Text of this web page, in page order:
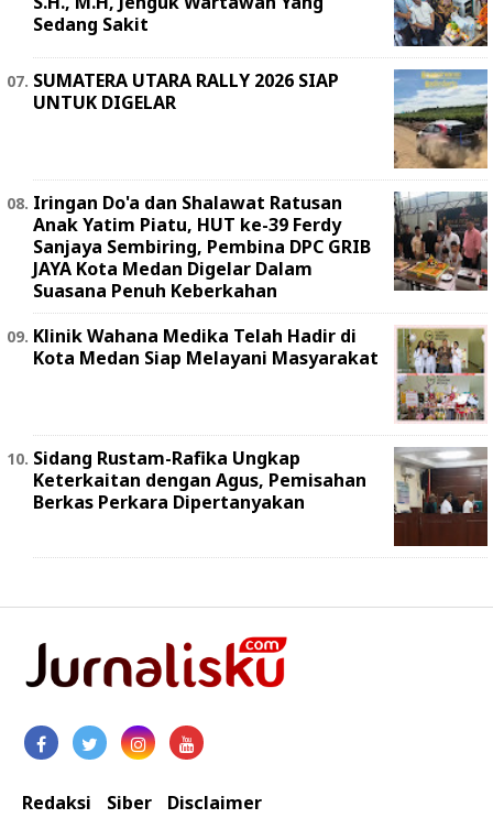
Sedang Sakit
SUMATERA UTARA RALLY 2026 SIAP
UNTUK DIGELAR
Iringan Do'a dan Shalawat Ratusan
Anak Yatim Piatu, HUT ke-39 Ferdy
Sanjaya Sembiring, Pembina DPC GRIB
JAYA Kota Medan Digelar Dalam
Suasana Penuh Keberkahan
Klinik Wahana Medika Telah Hadir di
Kota Medan Siap Melayani Masyarakat
Sidang Rustam-Rafika Ungkap
Keterkaitan dengan Agus, Pemisahan
Berkas Perkara Dipertanyakan
Redaksi Siber Disclaimer